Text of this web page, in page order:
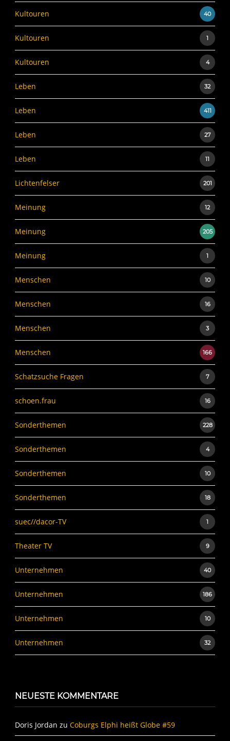
Kultouren 40
Kultouren 1
Kultouren 4
Leben 32
Leben 411
Leben 27
Leben 11
Lichtenfelser 201
Meinung 12
Meinung 205
Meinung 1
Menschen 10
Menschen 16
Menschen 3
Menschen 166
Schatzsuche Fragen 7
schoen.frau 16
Sonderthemen 228
Sonderthemen 4
Sonderthemen 10
Sonderthemen 18
suec//dacor-TV 1
Theater TV 9
Unternehmen 40
Unternehmen 186
Unternehmen 10
Unternehmen 32
NEUESTE KOMMENTARE
Doris Jordan zu Coburgs Elphi heißt Globe #59